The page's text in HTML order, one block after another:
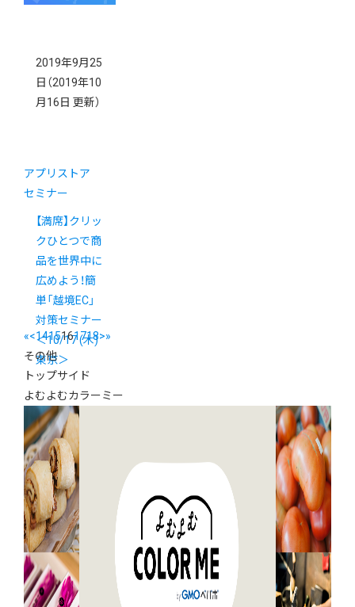
2019年9月25
日 （2019年10
月16日 更新）
アプリストア
セミナー
【満席】クリッ
クひとつで商
品を世界中に
広めよう！簡
単「越境EC」
対策セミナー
＜10/17 (木)
東京＞
«<1415161718>»
その他
トップサイド
よむよむカラーミー